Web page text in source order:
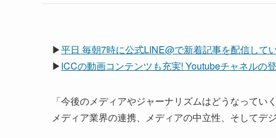
▶平日 毎朝7時に公式LINE@で新着記事を配信して
▶ICCの動画コンテンツも充実! Youtubeチャネルの
「今後のメディアやジャーナリズムはどうなって
メディア業界の連携、メディアの中立性、そしてデ